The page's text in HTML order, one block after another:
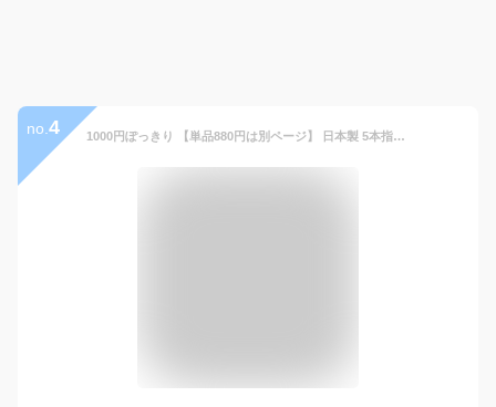
no. 4 1000円ぽっきり 【単品880円は別ページ】 日本製 5本指ソックス ◎ 抗菌防臭加工 ◎ビジネスソックスに最適 ハイゲージ 紳士用 M(24-26cm)【8590】 送料込み メンズ 五本指ソックス 仕事 5本指靴下 五本指靴下 黒 1000円ポッキリ 男性 臭い対策 水虫対策 送料無料